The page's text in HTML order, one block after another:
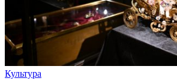
Культура